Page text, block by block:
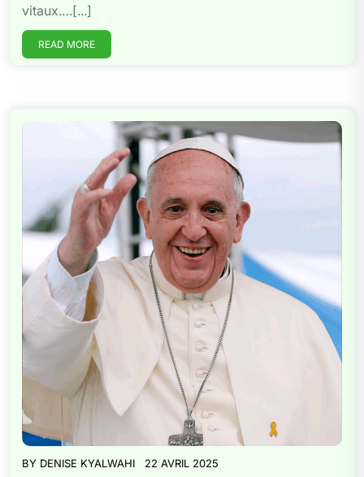
vitaux.…[...]
READ MORE
BY DENISE KYALWAHI 22 AVRIL 2025